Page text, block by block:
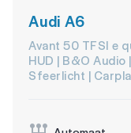
Audi A6
Avant 50 TFSI e
HUD | B&O Audio
Sfeerlicht |